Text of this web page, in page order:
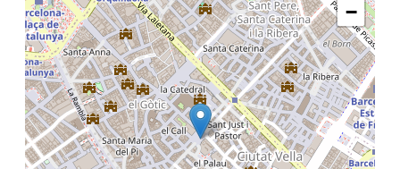
−